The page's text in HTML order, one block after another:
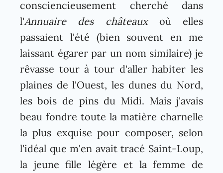
consciencieusement cherché dans
l'Annuaire des châteauxoù elles
passaient l'été (bien souvent en me
laissant égarer par un nom similaire) je
rêvasse tour à tour d'aller habiter les
plaines de l'Ouest, les dunes du Nord,
les bois de pins du Midi. Mais j'avais
beau fondre toute la matière charnelle
la plus exquise pour composer, selon
l'idéal que m'en avait tracé Saint-Loup,
la jeune fille légère et la femme de